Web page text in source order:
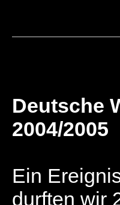
Deutsche
2004/2005
Ein
durften wir